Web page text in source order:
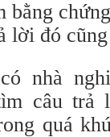
bằng
lời đó
nhà
câu trả
quá